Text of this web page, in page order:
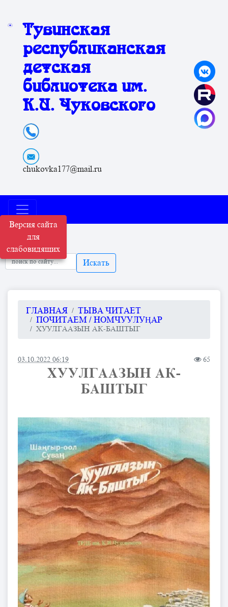
Версия сайта
для
слабовидящих
Тувинская
республиканская
детская
библиотека им.
К.И. Чуковского
chukovka177@mail.ru
Искать
ГЛАВНАЯ
ТЫВА ЧИТАЕТ
ПОЧИТАЕМ / НОМЧУУЛУҢАР
ХУУЛГААЗЫН АК-БАШТЫГ
03.10.2022 06:19 65
ХУУЛГААЗЫН АК-
БАШТЫГ